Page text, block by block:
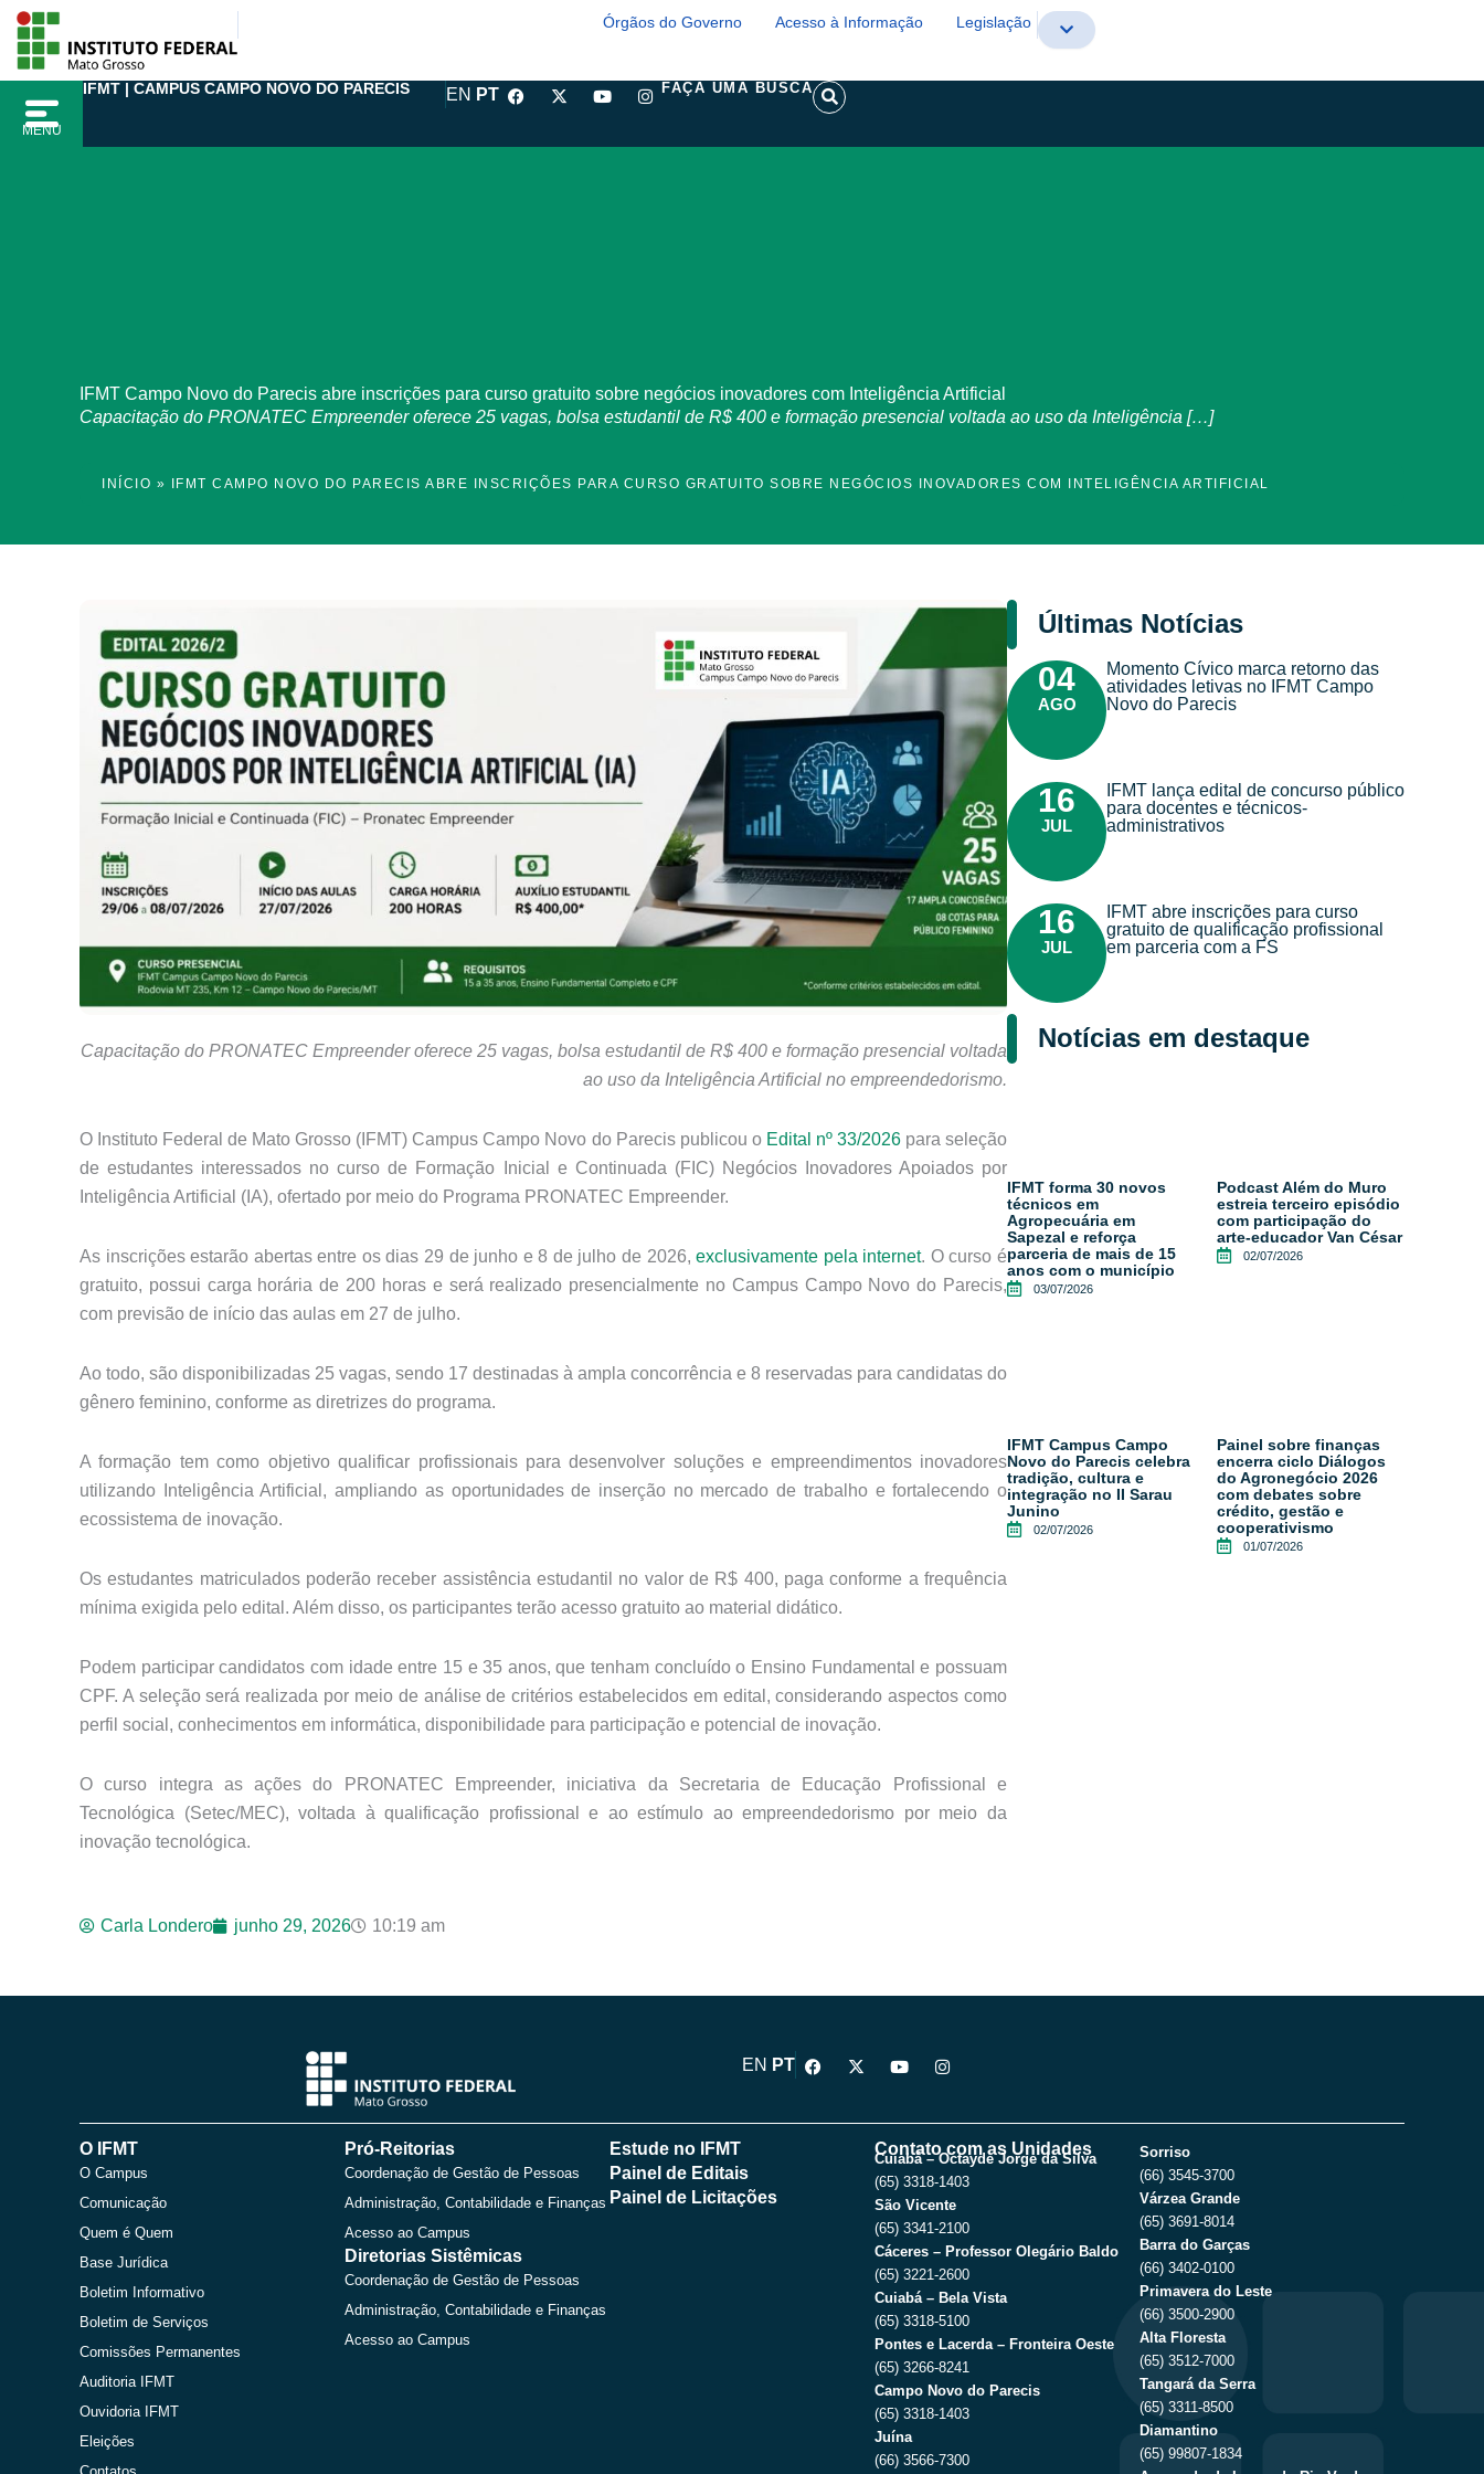
para
conteúdo
Órgãos do Governo Acesso à Informação Legislação
MENU
IFMT | CAMPUS CAMPO NOVO DO PARECIS EN PT
F
a
X
-
Y
o
I
n
FAÇA UMA BUSCA
S
e
IFMT Campo Novo do Parecis abre inscrições para curso gratuito sobre negócios inovadores com Inteligência Artificial
Capacitação do PRONATEC Empreender oferece 25 vagas, bolsa estudantil de R$ 400 e formação presencial voltada ao uso da Inteligência […]
INÍCIO » IFMT CAMPO NOVO DO PARECIS ABRE INSCRIÇÕES PARA CURSO GRATUITO SOBRE NEGÓCIOS INOVADORES COM INTELIGÊNCIA ARTIFICIAL
Capacitação do PRONATEC Empreender oferece 25 vagas, bolsa estudantil de R$ 400 e formação presencial voltada
ao uso da Inteligência Artificial no empreendedorismo.
O Instituto Federal de Mato Grosso (IFMT) Campus Campo Novo do Parecis publicou o Edital nº 33/2026para seleção
de estudantes interessados no curso de Formação Inicial e Continuada (FIC) Negócios Inovadores Apoiados por
Inteligência Artificial (IA), ofertado por meio do Programa PRONATEC Empreender.
As inscrições estarão abertas entre os dias 29 de junho e 8 de julho de 2026,exclusivamente pela internet. O curso é
gratuito, possui carga horária de 200 horase será realizado presencialmente no Campus Campo Novo do Parecis,
com previsão de início das aulas em 27 de julho.
Ao todo, são disponibilizadas 25 vagas, sendo 17 destinadas à ampla concorrência e 8 reservadas para candidatas do
gênero feminino, conforme as diretrizes do programa.
A formação tem como objetivo qualificar profissionais para desenvolver soluções e empreendimentos inovadores
utilizando Inteligência Artificial, ampliando as oportunidades de inserção no mercado de trabalho e fortalecendo o
ecossistema de inovação.
Os estudantes matriculados poderão receber assistência estudantil no valor de R$ 400, paga conforme a frequência
mínima exigida pelo edital. Além disso, os participantes terão acesso gratuito ao material didático.
Podem participar candidatos com idade entre 15 e 35 anos, que tenham concluído o Ensino Fundamental e possuam
CPF. A seleção será realizada por meio de análise de critérios estabelecidos em edital, considerando aspectos como
perfil social, conhecimentos em informática, disponibilidade para participação e potencial de inovação.
O curso integra as ações do PRONATEC Empreender, iniciativa da Secretaria de Educação Profissional e
Tecnológica (Setec/MEC), voltada à qualificação profissional e ao estímulo ao empreendedorismo por meio da
inovação tecnológica.
Carla Londero junho 29, 2026 10:19 am
Últimas Notícias
04
AGO
Momento Cívico marca retorno das
atividades letivas no IFMT Campo
Novo do Parecis
16
JUL
IFMT lança edital de concurso público
para docentes e técnicos-
administrativos
16
JUL
IFMT abre inscrições para curso
gratuito de qualificação profissional
em parceria com a FS
Notícias em destaque
IFMT forma 30 novos
técnicos em
Agropecuária em
Sapezal e reforça
parceria de mais de 15
anos com o município
03/07/2026
Podcast Além do Muro
estreia terceiro episódio
com participação do
arte-educador Van César
02/07/2026
IFMT Campus Campo
Novo do Parecis celebra
tradição, cultura e
integração no II Sarau
Junino
02/07/2026
Painel sobre finanças
encerra ciclo Diálogos
do Agronegócio 2026
com debates sobre
crédito, gestão e
cooperativismo
01/07/2026
EN PT
F
a
b
X
-
i
Y
o
u
b
e
I
n
a
g
r
a
m
O IFMT
O Campus
Comunicação
Quem é Quem
Base Jurídica
Boletim Informativo
Boletim de Serviços
Comissões Permanentes
Auditoria IFMT
Ouvidoria IFMT
Eleições
Pró-Reitorias
Coordenação de Gestão de Pessoas
Administração, Contabilidade e Finanças
Acesso ao Campus
Diretorias Sistêmicas
Coordenação de Gestão de Pessoas
Administração, Contabilidade e Finanças
Acesso ao Campus
Estude no IFMT
Painel de Editais
Painel de Licitações
Contato com as Unidades
Cuiabá – Octayde Jorge da Silva
(65) 3318-1403
São Vicente
(65) 3341-2100
Cáceres – Professor Olegário Baldo
(65) 3221-2600
Cuiabá – Bela Vista
(65) 3318-5100
Pontes e Lacerda – Fronteira Oeste
(65) 3266-8241
Campo Novo do Parecis
(65) 3318-1403
Juína
(66) 3566-7300
Sorriso
(66) 3545-3700
Várzea Grande
(65) 3691-8014
Barra do Garças
(66) 3402-0100
Primavera do Leste
(66) 3500-2900
Alta Floresta
(65) 3512-7000
Tangará da Serra
(65) 3311-8500
Diamantino
(65) 99807-1834